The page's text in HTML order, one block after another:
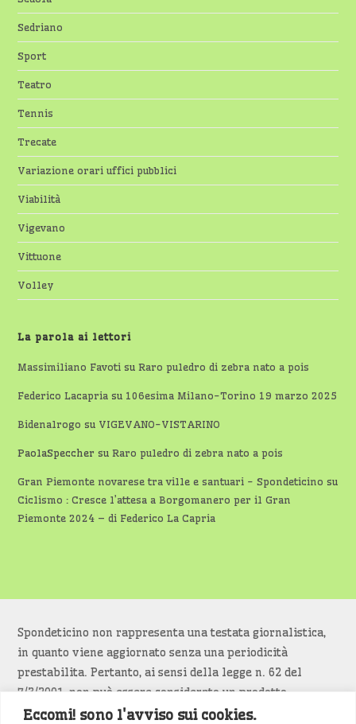
Eccomi! sono l'avviso sui cookies.
Sedriano
Sport
Teatro
Tennis
Trecate
Variazione orari uffici pubblici
Viabilità
Vigevano
Vittuone
Volley
La parola ai lettori
Massimiliano Favoti suRaro puledro di zebra nato a pois
Federico Lacapria su 106esima Milano-Torino 19 marzo 2025
Bidenalrogo su VIGEVANO-VISTARINO
PaolaSpeccher suRaro puledro di zebra nato a pois
Gran Piemonte novarese tra ville e santuari - Spondeticino su
Ciclismo : Cresce l’attesa a Borgomanero per il Gran
Piemonte 2024 – di Federico La Capria
Spondeticino non rappresenta una testata giornalistica,
in quanto viene aggiornato senza una periodicità
prestabilita. Pertanto, ai sensi della legge n. 62 del
7/3/2001, non può essere considerato un prodotto
editoriale.